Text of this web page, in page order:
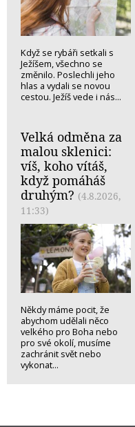
Když se rybáři setkali s
Ježíšem, všechno se
změnilo. Poslechli jeho
hlas a vydali se novou
cestou. Ježíš vede i nás...
Velká odměna za
malou sklenici:
víš, koho vítáš,
když pomáháš
druhým? (4.8.2026,
11:33)
Někdy máme pocit, že
abychom udělali něco
velkého pro Boha nebo
pro své okolí, musíme
zachránit svět nebo
vykonat...